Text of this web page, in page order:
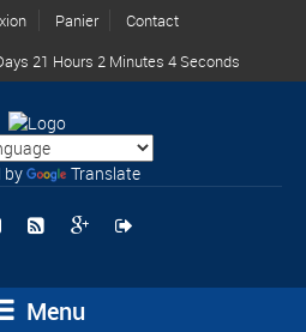
Panier
Contact
21 Hours 2 Minutes 3 Seconds
by Translate
Menu